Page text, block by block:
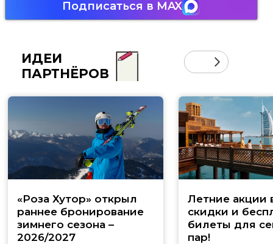
Подписаться в MAX
ИДЕИ
ПАРТНЁРОВ
«Роза Хутор» открыл
раннее бронирование
зимнего сезона –
2026/2027
Летние акции
скидки и
билеты для
пар!